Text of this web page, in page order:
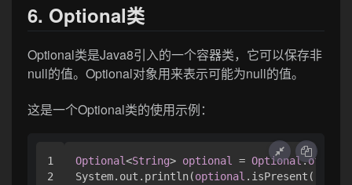
6. Optional类
Optional类是Java8引入的一个容器类，它可以保存非
null的值。Optional对象用来表示可能为null的值。
这是一个Optional类的使用示例：
1
2
Optional<String> optional = Optional.of
System.out.println(optional .isPresent());